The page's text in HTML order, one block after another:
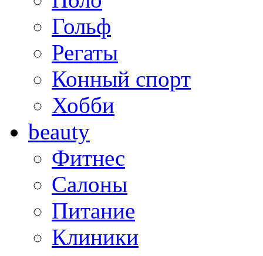
Гольф
Регаты
Конный спорт
Хобби
beauty
Фитнес
Салоны
Питание
Клиники